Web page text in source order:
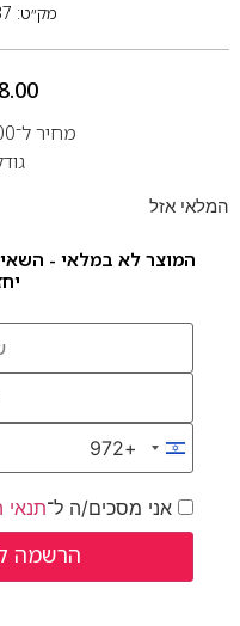
מק״ט: 7290015618137
מחיר ל־100 מ״ל -
המלאי אזל
המוצר לא במלאי -
Israel +972
+972
אני מסכים/ה ל־תנאי